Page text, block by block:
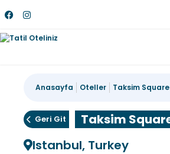
Anasayfa Oteller Taksim
Geri Git
Taksim
Istanbul, Turkey